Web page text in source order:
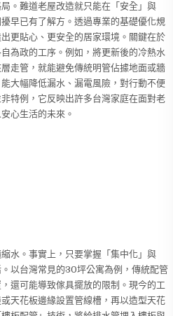
。難道老屋改造就只能在「安全」與
早已有了解方。透過專業的基礎優化規
更貼心、更安全的居家環境。關鍵在於
為政的工序。例如，將更新後的冷熱水
走管，就能避免傳統明管佔據地面或牆
大幅降低漏水、漏電風險，對行動不便
特例，它反映出許多台灣家庭在面對老
心生活的未來。
水。事實上，只要掌握「集中化」與
以台灣常見的30坪公寓為例，傳統配管
還可能導致傢具擺放的限制。現今的工
天花板邊緣設置管線槽，再以造型天花